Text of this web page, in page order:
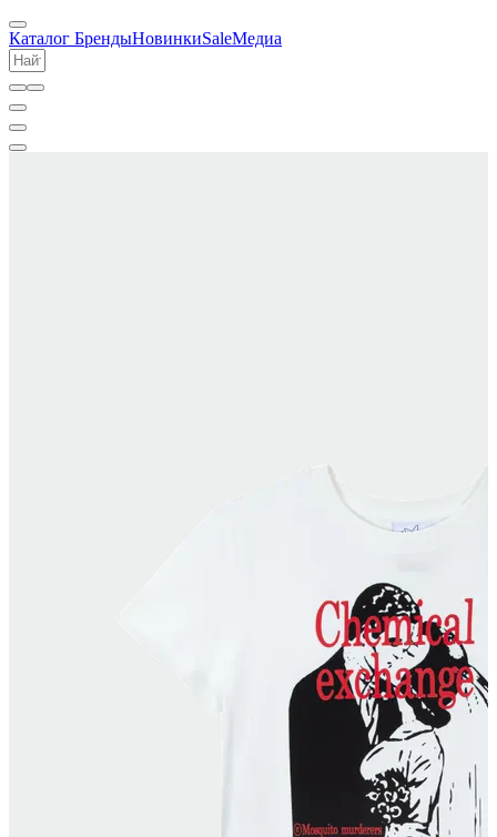
Каталог БрендыНовинкиSaleМедиа